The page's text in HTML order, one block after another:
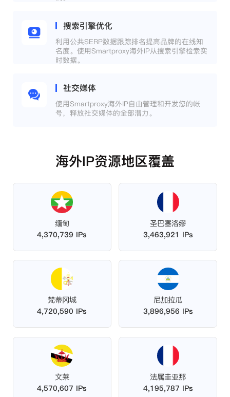
搜索引擎优化
利用公共SERP数据跟踪排名提高品牌的在线知
名度。使用Smartproxy海外IP从搜索引擎检索实
时数据。
社交媒体
使用Smartproxy海外IP自由管理和开发您的帐
号，释放社交媒体的全部潜力。
海外IP资源地区覆盖
缅甸
4,370,739 IPs
圣巴塞洛缪
3,463,921 IPs
梵蒂冈城
4,720,590 IPs
尼加拉瓜
3,896,956 IPs
文莱
4,570,607 IPs
法属圭亚那
4,195,787 IPs